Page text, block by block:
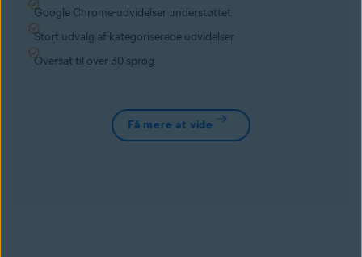
Google Chrome-udvidelser understøttet
Stort udvalg af kategoriserede udvidelser
Oversat til over 30 sprog
Få mere at vide